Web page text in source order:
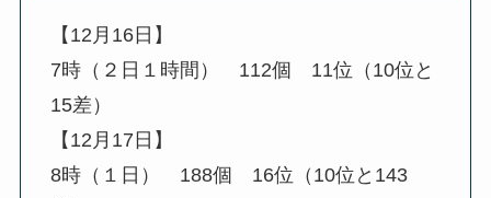
【12月16日】
7時（２日１時間） 112個 11位（10位と
15差）
【12月17日】
8時（１日） 188個 16位（10位と143